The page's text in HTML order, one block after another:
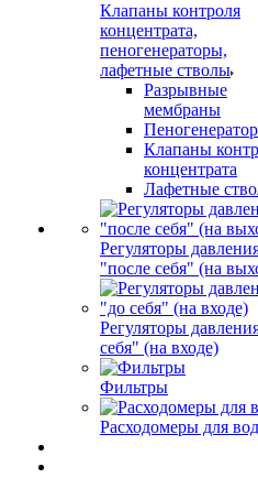
Клапаны контроля
концентрата,
пеногенераторы,
лафетные стволы
Разрывные
мембраны
Клапаны
концентрата
Лафетные
Регуляторы
"после себя" (на
Регуляторы
себя" (на входе)
Фильтры
Расходомеры для